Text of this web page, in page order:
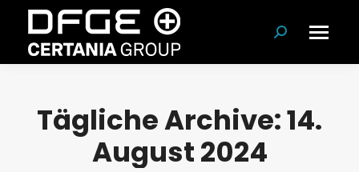
Suchen:
Tägliche Archive:14.
August 2024